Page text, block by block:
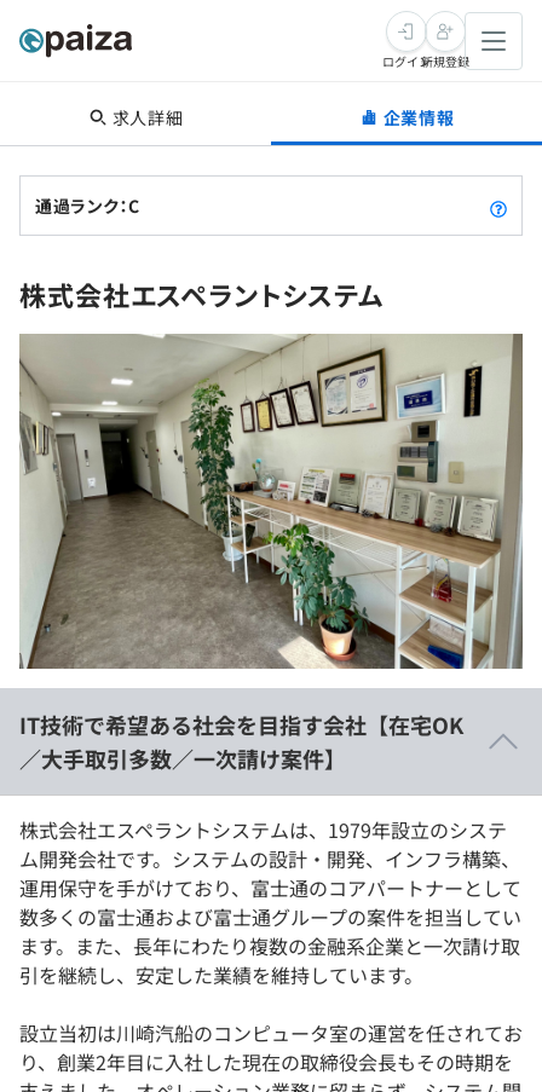
転職・キャリア
転職成功ガイド
転職エージェント
インタビュー
転職成功ガイド
新卒就活
求人検索
インターン
新卒エージェント
イベント・セミナー
インタビュー
学習
問題集
4択課題
ナレッジ
リファレンス
プラン
個人向けプラン
法人向けプラン
学校向けプラン
契約内容・クーポン
プログラミング言語
SQL
評価結果一覧
再チャレンジ結果一覧
ゲーム・マンガ
メディア
Tech Team Journal
paiza times
note
paizaとは？
ログイン新規登録
求人詳細 企業情報
通過ランク：C
株式会社エスペラントシステム
IT技術で希望ある社会を目指す会社【在宅OK
／大手取引多数／一次請け案件】
株式会社エスペラントシステムは、1979年設立のシステ
ム開発会社です。システムの設計・開発、インフラ構築、
運用保守を手がけており、富士通のコアパートナーとして
数多くの富士通および富士通グループの案件を担当してい
ます。また、長年にわたり複数の金融系企業と一次請け取
引を継続し、安定した業績を維持しています。
設立当初は川崎汽船のコンピュータ室の運営を任されてお
り、創業2年目に入社した現在の取締役会長もその時期を